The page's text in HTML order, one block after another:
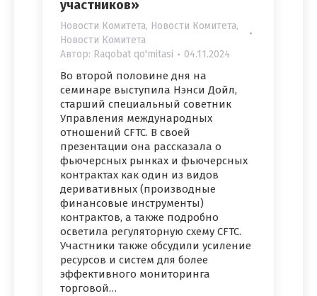
участников»
Новости Комитета, Новости Комитета,
Новости Комитета
Автор: Raqobat qo'mitasi 04.11.2024
Во второй половине дня на
семинаре выступила Нэнси Дойл,
старший специальный советник
Управления международных
отношений CFTC. В своей
презентации она рассказала о
фьючерсных рынках и фьючерсных
контрактах как один из видов
деривативных (производные
финансовые инструменты)
контрактов, а также подробно
осветила регуляторную схему CFTC.
Участники также обсудили усиление
ресурсов и систем для более
эффективного мониторинга
торговой…